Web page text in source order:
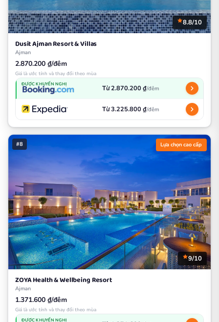
8.8/10
Dusit Ajman Resort & Villas
Ajman
2.870.200 ₫/đêm
Giá là ước tính và thay đổi theo mùa
ĐƯỢC KHUYẾN NGHỊ Từ 2.870.200 ₫/đêm
Từ 3.225.800 ₫/đêm
#8 Lựa chọn cao cấp
9/10
ZOYA Health & Wellbeing Resort
Ajman
1.371.600 ₫/đêm
Giá là ước tính và thay đổi theo mùa
ĐƯỢC KHUYẾN NGHỊ